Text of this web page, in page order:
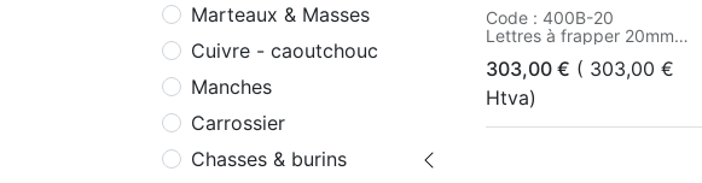
Marteaux & Masses
Cuivre - caoutchouc
Manches
Carrossier
Chasses & burins
Code : 400B-20
Lettres à frapper 20mm
303,00 € ( 303,00 €
Htva)